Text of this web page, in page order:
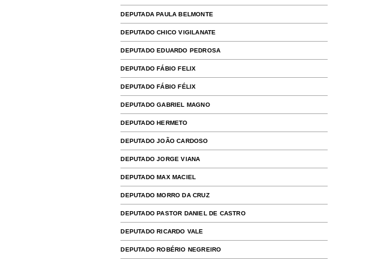
DEPUTADA PAULA BELMONTE
DEPUTADO CHICO VIGILANATE
DEPUTADO EDUARDO PEDROSA
DEPUTADO FÁBIO FELIX
DEPUTADO FÁBIO FÉLIX
DEPUTADO GABRIEL MAGNO
DEPUTADO HERMETO
DEPUTADO JOÃO CARDOSO
DEPUTADO JORGE VIANA
DEPUTADO MAX MACIEL
DEPUTADO MORRO DA CRUZ
DEPUTADO PASTOR DANIEL DE CASTRO
DEPUTADO RICARDO VALE
DEPUTADO ROBÉRIO NEGREIRO